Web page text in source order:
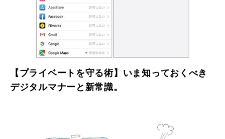
【プライベートを守る術】いま知っておくべき
デジタルマナーと新常識。